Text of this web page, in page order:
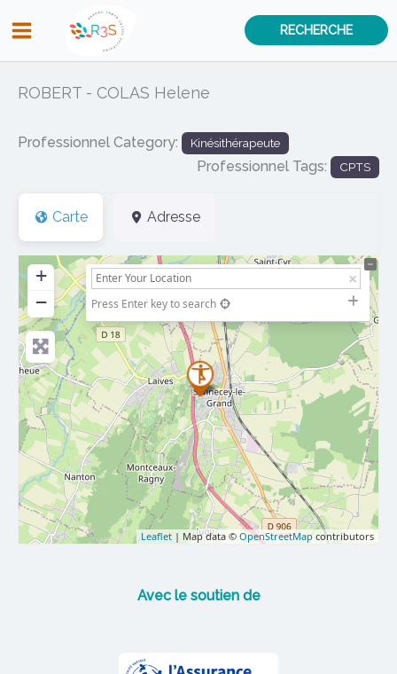
au
contenu
RECHERCHE
ROBERT - COLAS Helene
Professionnel Category: Kinésithérapeute
Professionnel Tags: CPTS
Carte Adresse
+
−
Press Enter key to search
Leaflet | Map data © OpenStreetMap contributors
Avec le soutien de